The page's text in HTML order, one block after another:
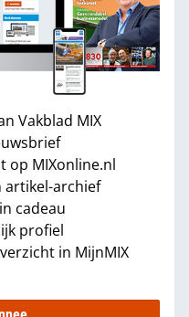
Vakblad MIX
op MIXonline.nl
artikel-archief
cadeau
profiel
in MijnMIX